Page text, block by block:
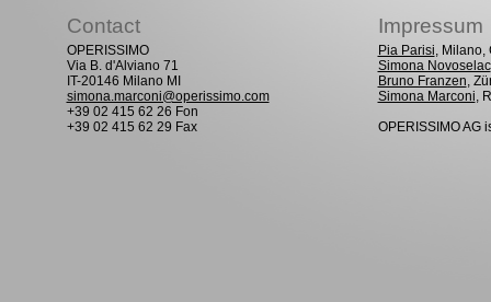
Contact Impressum
OPERISSIMO
Via B. d'Alviano 71
IT-20146 Milano MI
simona.marconi@operissimo.com
+39 02 415 62 26 Fon
+39 02 415 62 29 Fax
Pia Parisi, Milano,
Simona Novoselac
Bruno Franzen,
Simona Marconi,
OPERISSIMO AG